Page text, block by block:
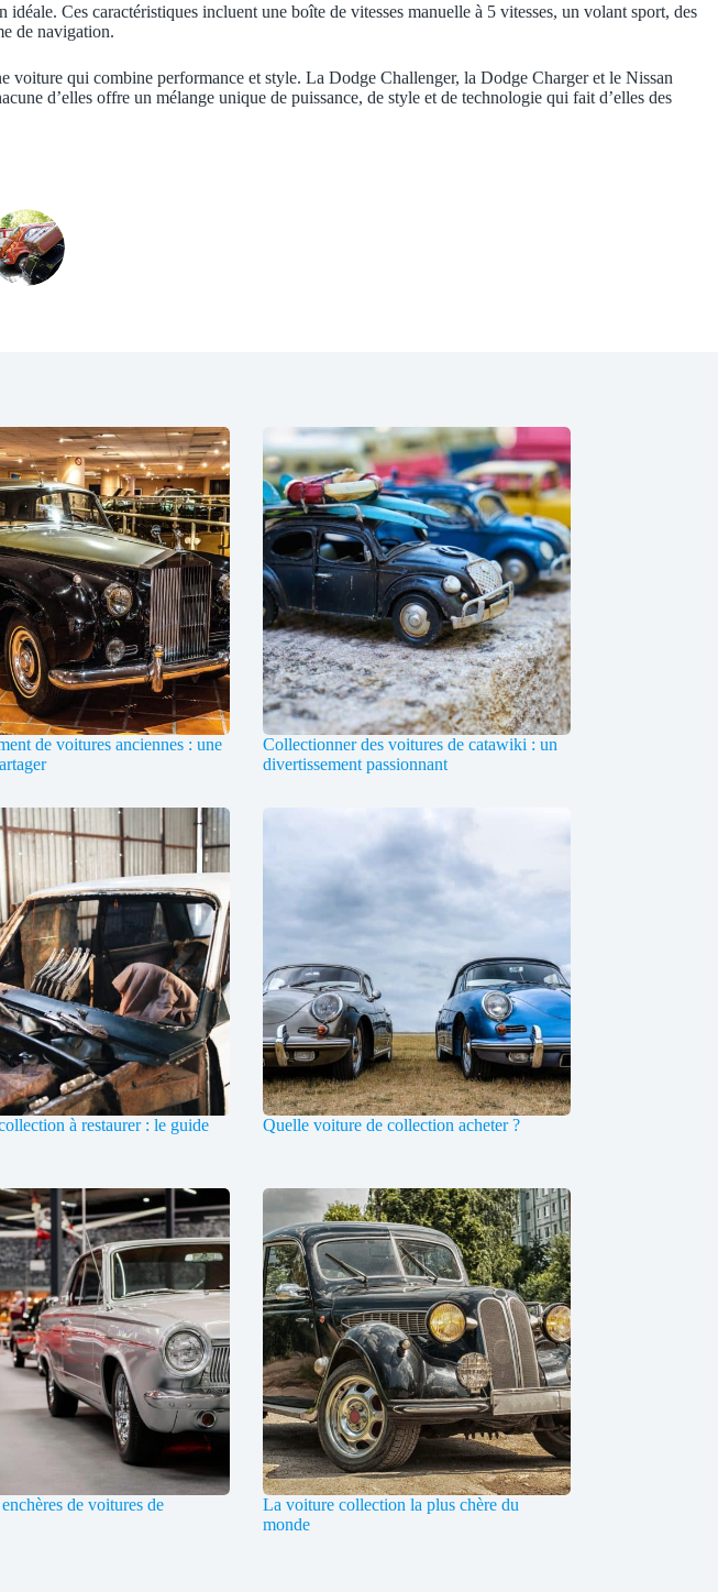
Ces caractéristiques incluent une boîte de vitesses manuelle à 5 vitesses, un volant sport, des
de navigation.
voiture qui combine performance et style. La Dodge Challenger, la Dodge Charger et le Nissan
d’elles offre un mélange unique de puissance, de style et de technologie qui fait d’elles des
de voitures anciennes : une
Collectionner des voitures de catawiki : un
divertissement passionnant
à restaurer : le guide
Quelle voiture de collection acheter ?
de voitures de
La voiture collection la plus chère du
monde